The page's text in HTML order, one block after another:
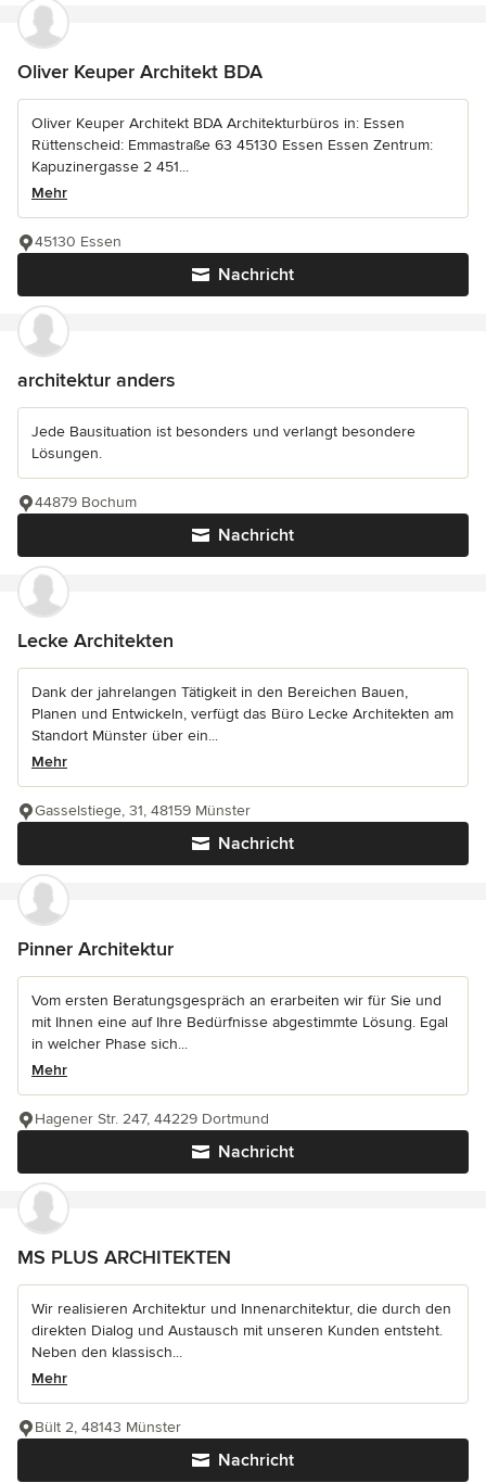
Oliver Keuper Architekt BDA
Oliver Keuper Architekt BDA Architekturbüros in: Essen
Rüttenscheid: Emmastraße 63 45130 Essen Essen Zentrum:
Kapuzinergasse 2 451...
Mehr
Nachricht
45130 Essen
architektur anders
Jede Bausituation ist besonders und verlangt besondere
Lösungen.
Nachricht
44879 Bochum
Lecke Architekten
Dank der jahrelangen Tätigkeit in den Bereichen Bauen,
Planen und Entwickeln, verfügt das Büro Lecke Architekten am
Standort Münster über ein...
Mehr
Nachricht
Gasselstiege, 31, 48159 Münster
Pinner Architektur
Vom ersten Beratungsgespräch an erarbeiten wir für Sie und
mit Ihnen eine auf Ihre Bedürfnisse abgestimmte Lösung. Egal
in welcher Phase sich...
Mehr
Nachricht
Hagener Str. 247, 44229 Dortmund
MS PLUS ARCHITEKTEN
Wir realisieren Architektur und Innenarchitektur, die durch den
direkten Dialog und Austausch mit unseren Kunden entsteht.
Neben den klassisch...
Mehr
Nachricht
Bült 2, 48143 Münster